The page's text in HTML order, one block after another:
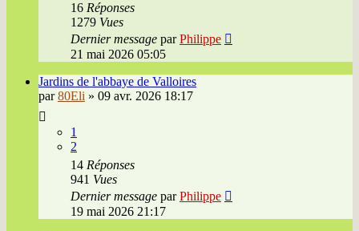
16 Réponses
1279 Vues
Dernier message parPhilippe
21 mai 2026 05:05
Jardins de l'abbaye de Valloires
par80Eli » 09 avr. 2026 18:17
1
2
14 Réponses
941 Vues
Dernier message parPhilippe
19 mai 2026 21:17